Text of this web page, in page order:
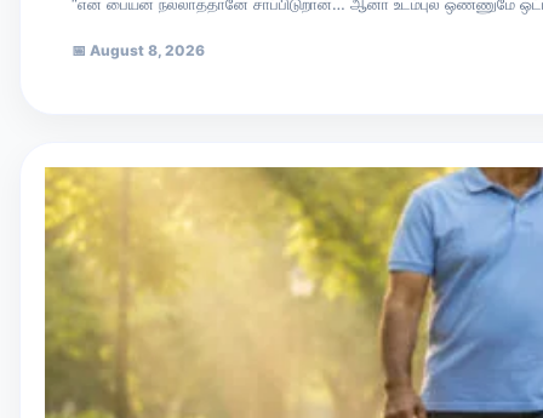
📅 August 8, 2026